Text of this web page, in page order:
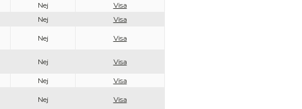
Nej
Visa
Nej
Visa
Nej Visa
Nej Visa
Nej
Visa
Nej Visa